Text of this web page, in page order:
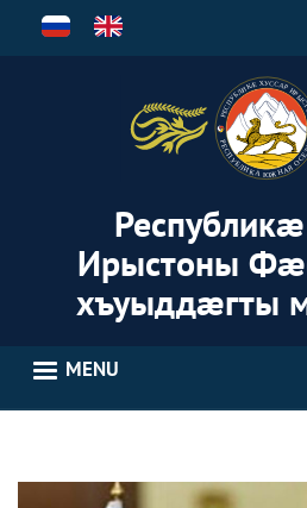
Ирыстоны
хъуыддæгты
MENU